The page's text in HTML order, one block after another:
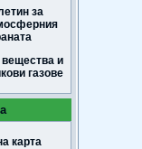
за
и
газове
карта